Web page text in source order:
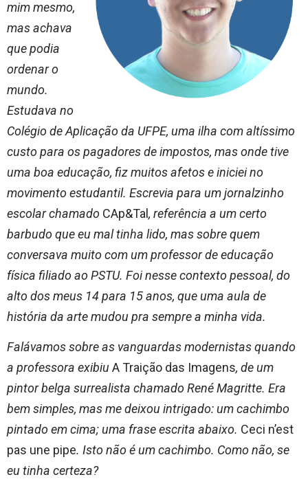
mim mesmo,
mas achava
que podia
ordenar o
mundo.
Estudava no
Colégio de Aplicação da UFPE, uma ilha com altíssimo
custo para os pagadores de impostos, mas onde tive
uma boa educação, fiz muitos afetos e iniciei no
movimento estudantil. Escrevia para um jornalzinho
escolar chamado CAp&Tal, referência a um certo
barbudo que eu mal tinha lido, mas sobre quem
conversava muito com um professor de educação
física filiado ao PSTU. Foi nesse contexto pessoal, do
alto dos meus 14 para 15 anos, que uma aula de
história da arte mudou pra sempre a minha vida.
Falávamos sobre as vanguardas modernistas quando
a professora exibiu A Traição das Imagens, de um
pintor belga surrealista chamado René Magritte. Era
bem simples, mas me deixou intrigado: um cachimbo
pintado em cima; uma frase escrita abaixo. Ceci n’est
pas une pipe. Isto não é um cachimbo. Como não, se
eu tinha certeza?